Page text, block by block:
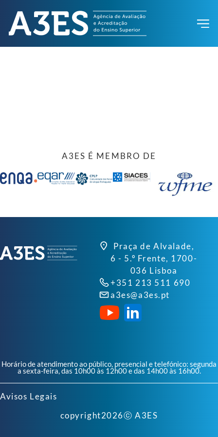
A3ES É MEMBRO DE
Praça de Alvalade,
6 - 5.º Frente, 1700-
036 Lisboa
+351 213 511 690
a3es@a3es.pt
Horário de atendimento ao público, presencial e telefónico: segunda
a sexta-feira, das 10h00 às 12h00 e das 14h00 às 16h00.
Avisos Legais
copyright2026ⓒ A3ES